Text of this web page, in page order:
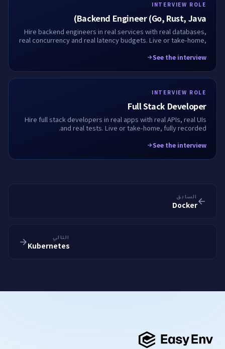
INTERVIEW ROLE
Backend Engineer (Go, Rust, Java)
Hire backend engineers in real services with real databases,
real concurrency and real latency budgets. Live or take-home,
See the interview
INTERVIEW ROLE
Full Stack Developer
Hire full stack developers in real apps with real APIs, real UIs
and real tests. Live or take-home, fully recorded.
See the interview
السابق
Docker
التالي
Kubernetes